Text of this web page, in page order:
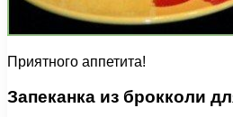
Приятного аппетита!
Запеканка из брокколи